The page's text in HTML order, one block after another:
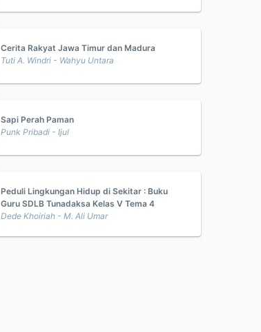
Cerita Rakyat Jawa Timur dan Madura
Tuti A. Windri - Wahyu Untara
Sapi Perah Paman
Punk Pribadi - Ijul
Peduli Lingkungan Hidup di Sekitar : Buku
Guru SDLB Tunadaksa Kelas V Tema 4
Dede Khoiriah - M. Ali Umar